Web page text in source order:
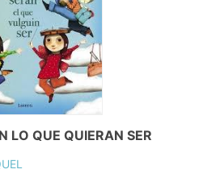
LO QUE QUIERAN SER